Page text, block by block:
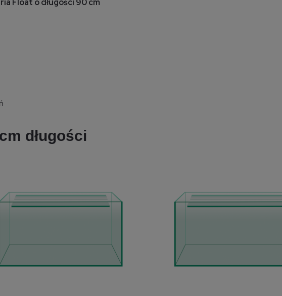
Float o długości 90 cm
długości